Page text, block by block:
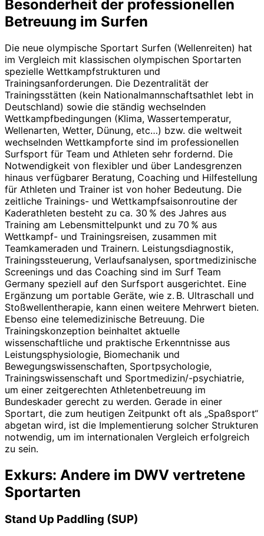
Besonderheit der professionellen
Betreuung im Surfen
Die neue olympische Sportart Surfen (Wellenreiten) hat
im Vergleich mit klassischen olympischen Sportarten
spezielle Wettkampfstrukturen und
Trainingsanforderungen. Die Dezentralität der
Trainingsstätten (kein Nationalmannschaftsathlet lebt in
Deutschland) sowie die ständig wechselnden
Wettkampfbedingungen (Klima, Wassertemperatur,
Wellenarten, Wetter, Dünung, etc…) bzw. die weltweit
wechselnden Wettkampforte sind im professionellen
Surfsport für Team und Athleten sehr fordernd. Die
Notwendigkeit von flexibler und über Landesgrenzen
hinaus verfügbarer Beratung, Coaching und Hilfestellung
für Athleten und Trainer ist von hoher Bedeutung. Die
zeitliche Trainings- und Wettkampf­saisonroutine der
Kaderathleten besteht zu ca. 30 % des Jahres aus
Training am Lebensmittelpunkt und zu 70 % aus
Wettkampf- und Trainingsreisen, zusammen mit
Teamkameraden und Trainern. Leistungsdiagnostik,
Trainingssteuerung, Verlaufsanalysen, sportme­dizinische
Screenings und das Coaching sind im Surf Team
Germany speziell auf den Surfsport ausgerichtet. Eine
Ergänzung um portable Geräte, wie z. B. Ultraschall und
Stoßwellentherapie, kann einen weitere Mehrwert bieten.
Ebenso eine telemedizinische Betreuung. Die
Trainingskonzeption beinhaltet aktuelle
wissenschaftliche und praktische Erkenntnisse aus
Leistungsphysiologie, Biomechanik und
Bewegungswissenschaften, Sportpsychologie,
Trainingswissenschaft und Sportmedizin/-psychiatrie,
um einer zeitgerechten Ath­letenbetreuung im
Bundeskader gerecht zu werden. Gerade in einer
Sportart, die zum heutigen Zeitpunkt oft als „Spaßsport“
abgetan wird, ist die Implementierung solcher Strukturen
notwendig, um im internationalen Vergleich erfolgreich
zu sein.
Exkurs: Andere im DWV vertretene
Sportarten
Stand Up Paddling (SUP)